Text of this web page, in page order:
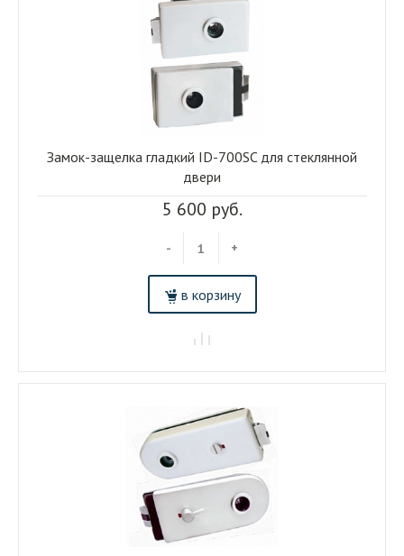
5 600 руб.
- +
в корзину
Замок-защелка гладкий ID-700SC для стеклянной
двери